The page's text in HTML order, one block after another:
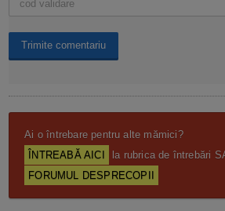
Ai o întrebare pentru alte mămici?
ÎNTREABĂ AICI
la rubrica de întrebări
FORUMUL DESPRECOPII